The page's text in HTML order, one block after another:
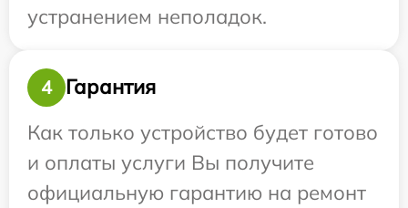
устранением неполадок.
4
Гарантия
Как только устройство будет готово
и оплаты услуги Вы получите
официальную гарантию на ремонт